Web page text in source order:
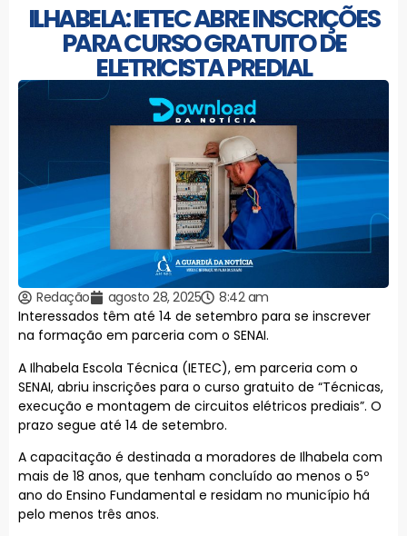
ILHABELA: IETEC ABRE INSCRIÇÕES
PARA CURSO GRATUITO DE
ELETRICISTA PREDIAL
Redação agosto 28, 2025
8:42 am
Interessados têm até 14 de setembro para se inscrever
na formação em parceria com o SENAI.
A Ilhabela Escola Técnica (IETEC), em parceria com o
SENAI, abriu inscrições para o curso gratuito de “Técnicas,
execução e montagem de circuitos elétricos prediais”. O
prazo segue até 14 de setembro.
A capacitação é destinada a moradores de Ilhabela com
mais de 18 anos, que tenham concluído ao menos o 5º
ano do Ensino Fundamental e residam no município há
pelo menos três anos.